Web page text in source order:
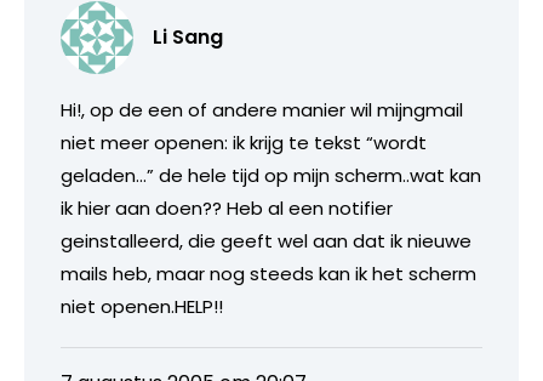
Li Sang
Hi!, op de een of andere manier wil mijngmail
niet meer openen: ik krijg te tekst “wordt
geladen…” de hele tijd op mijn scherm..wat kan
ik hier aan doen?? Heb al een notifier
geinstalleerd, die geeft wel aan dat ik nieuwe
mails heb, maar nog steeds kan ik het scherm
niet openen.HELP!!